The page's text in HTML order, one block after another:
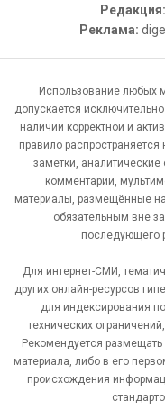
Редакция:
Реклама:
Использование любых
допускается
наличии корректной и
правило
заметки, аналитические
комментарии,
материалы, размещённые
обязательным вне
последующего
Для интернет-СМИ,
других онлайн-ресурсов
для индексирования
технических
Рекомендуется
материала, либо в его
происхождения